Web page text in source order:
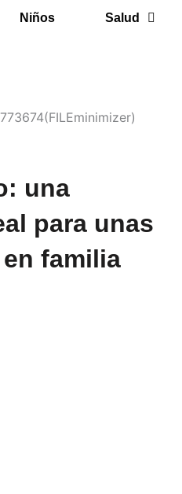
Niños Salud
una
para unas
familia